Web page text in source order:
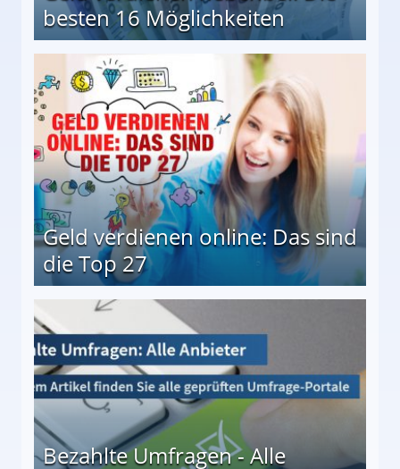
besten 16 Möglichkeiten
Geld verdienen online: Das sind
die Top 27
Bezahlte Umfragen - Alle